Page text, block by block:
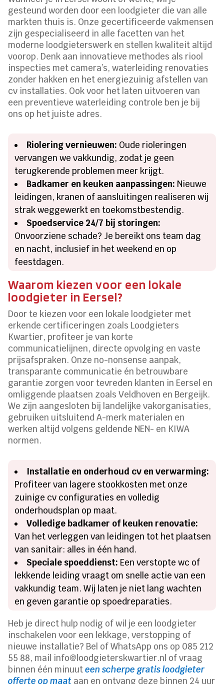
gesteund worden door een loodgieter die van alle
markten thuis is. Onze gecertificeerde vakmensen
zijn gespecialiseerd in alle facetten van het
moderne loodgieterswerk en stellen kwaliteit altijd
voorop. Denk aan innovatieve methodes als riool
inspecties met camera’s, waterleiding renovaties
zonder hakken en het energiezuinig afstellen van
cv installaties. Ook voor het laten uitvoeren van
een preventieve waterleiding controle ben je bij
ons op het juiste adres.
Riolering vernieuwen: Oude rioleringen
vervangen we vakkundig, zodat je geen
terugkerende problemen meer krijgt.
Badkamer en keuken aanpassingen: Nieuwe
leidingen, kranen of aansluitingen realiseren wij
strak weggewerkt en toekomstbestendig.
Spoedservice 24/7 bij storingen:
Onvoorziene schade? Je bereikt ons team dag
en nacht, inclusief in het weekend en op
feestdagen.
Waarom kiezen voor een lokale
loodgieter in Eersel?
Door te kiezen voor een lokale loodgieter met
erkende certificeringen zoals Loodgieters
Kwartier, profiteer je van korte
communicatielijnen, directe opvolging en vaste
prijsafspraken. Onze no-nonsense aanpak,
transparante communicatie én betrouwbare
garantie zorgen voor tevreden klanten in Eersel en
omliggende plaatsen zoals Veldhoven en Bergeijk.
We zijn aangesloten bij landelijke vakorganisaties,
gebruiken uitsluitend A-merk materialen en
werken altijd volgens geldende NEN- en KIWA
normen.
Installatie en onderhoud cv en verwarming:
Profiteer van lagere stookkosten met onze
zuinige cv configuraties en volledig
onderhoudsplan op maat.
Volledige badkamer of keuken renovatie:
Van het verleggen van leidingen tot het plaatsen
van sanitair: alles in één hand.
Speciale spoeddienst: Een verstopte wc of
lekkende leiding vraagt om snelle actie van een
vakkundig team. Wij laten je niet lang wachten
en geven garantie op spoedreparaties.
Heb je direct hulp nodig of wil je een loodgieter
inschakelen voor een lekkage, verstopping of
nieuwe installatie? Bel of WhatsApp ons op 085 212
55 88, mail info@loodgieterskwartier.nl of vraag
binnen één minuuteen scherpe gratis loodgieter
offerte op maat aan en ontvang deze binnen 24 uur